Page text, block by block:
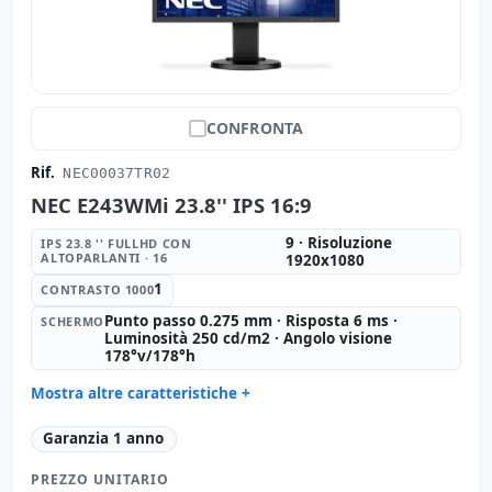
CONFRONTA
Rif. NEC00037TR02
NEC E243WMi 23.8'' IPS 16:9
IPS 23.8 '' FULLHD CON
ALTOPARLANTI · 16
9 · Risoluzione
1920x1080
CONTRASTO 10001
SCHERMO Punto passo 0.275 mm · Risposta 6 ms ·
Luminosità 250 cd/m2 · Angolo visione
178°v/178°h
Mostra altre caratteristiche +
IPS 23.8 '' FullHD con Altoparlanti · 16:
1920x1080
Contrasto 1000:
Garanzia 1 anno
PREZZO UNITARIO